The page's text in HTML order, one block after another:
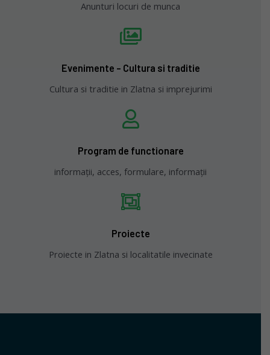
Anunturi locuri de munca
Evenimente - Cultura si traditie
Cultura si traditie in Zlatna si imprejurimi
Program de functionare
informații, acces, formulare, informații
Proiecte
Proiecte in Zlatna si localitatile invecinate